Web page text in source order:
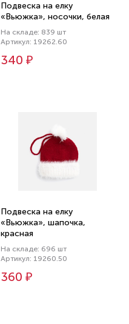
Подвеска на елку
«Вьюжка», носочки, белая
На складе: 839 шт
Артикул: 19262.60
340 ₽
Подвеска на елку
«Вьюжка», шапочка,
красная
На складе: 696 шт
Артикул: 19260.50
360 ₽